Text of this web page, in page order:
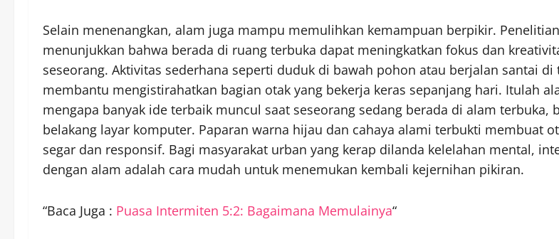
Selain menenangkan, alam juga mampu memulihkan kemampuan berpikir. Penelitian
menunjukkan bahwa berada di ruang terbuka dapat meningkatkan fokus dan
seseorang. Aktivitas sederhana seperti duduk di bawah pohon atau berjalan santai di
membantu mengistirahatkan bagian otak yang bekerja keras sepanjang hari. Itulah
mengapa banyak ide terbaik muncul saat seseorang sedang berada di alam terbuka,
belakang layar komputer. Paparan warna hijau dan cahaya alami terbukti membuat
segar dan responsif. Bagi masyarakat urban yang kerap dilanda kelelahan mental,
dengan alam adalah cara mudah untuk menemukan kembali kejernihan pikiran.
“Baca Juga : Puasa Intermiten 5:2: Bagaimana Memulainya“